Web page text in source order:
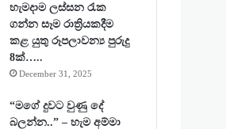
හැමදාම ලස්සන රැක
ගන්න සෑම රාත්‍රියකදීම
කළ යුතු රූපලාවන්‍ය පුරුදු
8ක්…..
December 31, 2025
“මගේ දුවට වුණු දේ
බලන්න..” – හැම අම්මා